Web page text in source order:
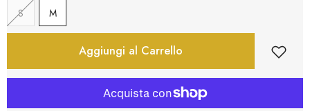
S
M
Aggiungi al Carrello